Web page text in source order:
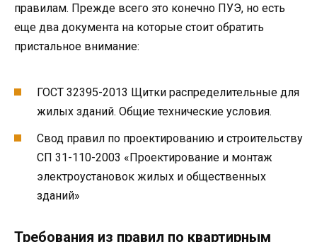
правилам. Прежде всего это конечно ПУЭ, но есть
еще два документа на которые стоит обратить
пристальное внимание:
ГОСТ 32395-2013 Щитки распределительные для
жилых зданий. Общие технические условия.
Свод правил по проектированию и строительству
СП 31-110-2003 «Проектирование и монтаж
электроустановок жилых и общественных
зданий»
Требования из правил по квартирным